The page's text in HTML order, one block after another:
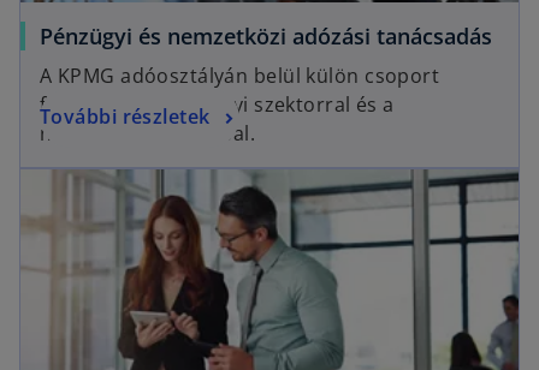
Pénzügyi és nemzetközi adózási tanácsadás
A KPMG adóosztályán belül külön csoport
foglalkozik a pénzügyi szektorral és a
nemzetközi adózással.
További részletek